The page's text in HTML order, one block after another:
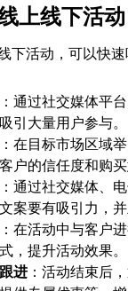
上线下活动
下活动，可以快
：通过社交媒体平
引大量用户参与。
：在目标市场区域
户的信任度和购买
：通过社交媒体、
案要有吸引力，
：在活动中与客户
，提升活动效果。
进 ：活动结束后